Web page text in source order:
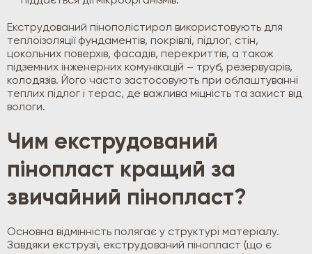
Екструдований пінополістирол використовують для
теплоізоляції фундаментів, покрівлі, підлог, стін,
цокольних поверхів, фасадів, перекриттів, а також
підземних інженерних комунікацій – труб, резервуарів,
колодязів. Його часто застосовують при облаштуванні
теплих підлог і терас, де важлива міцність та захист від
вологи.
Чим екструдований
пінопласт кращий за
звичайний пінопласт?
Основна відмінність полягає у структурі матеріалу.
Завдяки екструзії, екструдований пінопласт (що є